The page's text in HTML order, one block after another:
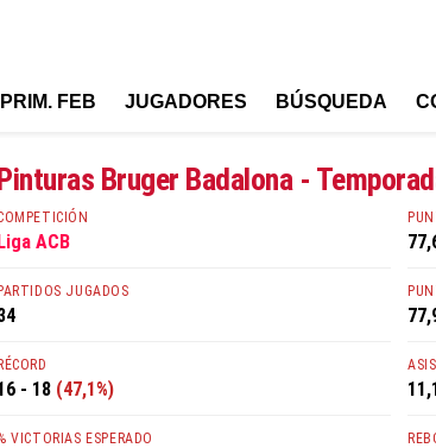
PRIM. FEB JUGADORES BÚSQUEDA
Bruger Badalona -
ACB
PARTIDOS JUGADOS
RÉCORD
- 18 (47,1%)
VICTORIAS ESPERADO